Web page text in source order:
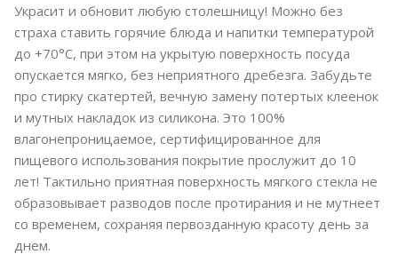
Украсит и обновит любую столешницу! Можно без
страха ставить горячие блюда и напитки температурой
до +70°C, при этом на укрытую поверхность посуда
опускается мягко, без неприятного дребезга. Забудьте
про стирку скатертей, вечную замену потертых клеенок
и мутных накладок из силикона. Это 100%
влагонепроницаемое, сертифицированное для
пищевого использования покрытие прослужит до 10
лет! Тактильно приятная поверхность мягкого стекла не
образовывает разводов после протирания и не мутнеет
со временем, сохраняя первозданную красоту день за
днем.